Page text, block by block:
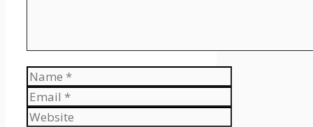
Name
Email
Website